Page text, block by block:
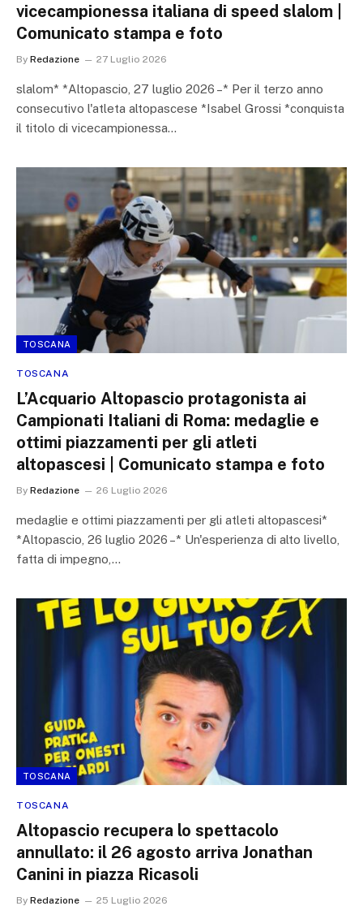
vicecampionessa italiana di speed slalom |
Comunicato stampa e foto
By Redazione 27 Luglio 2026
slalom* *Altopascio, 27 luglio 2026 –* Per il terzo anno
consecutivo l'atleta altopascese *Isabel Grossi *conquista
il titolo di vicecampionessa…
TOSCANA
TOSCANA
L’Acquario Altopascio protagonista ai
Campionati Italiani di Roma: medaglie e
ottimi piazzamenti per gli atleti
altopascesi | Comunicato stampa e foto
By Redazione 26 Luglio 2026
medaglie e ottimi piazzamenti per gli atleti altopascesi*
*Altopascio, 26 luglio 2026 –* Un'esperienza di alto livello,
fatta di impegno,…
TOSCANA
TOSCANA
Altopascio recupera lo spettacolo
annullato: il 26 agosto arriva Jonathan
Canini in piazza Ricasoli
By Redazione 25 Luglio 2026